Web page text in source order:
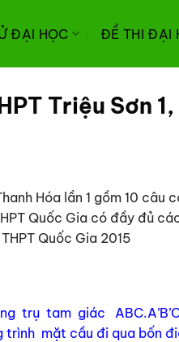
ĐẠI HỌC ĐỀ THI ĐẠI
Triệu Sơn
Hóa lần 1 gồm 10
Quốc Gia có đầy đủ
Quốc Gia 2015
tam giác
mặt cầu đi qua bốn